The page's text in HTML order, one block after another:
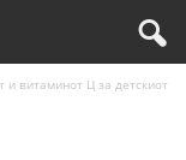
витаминот Ц за детскиот